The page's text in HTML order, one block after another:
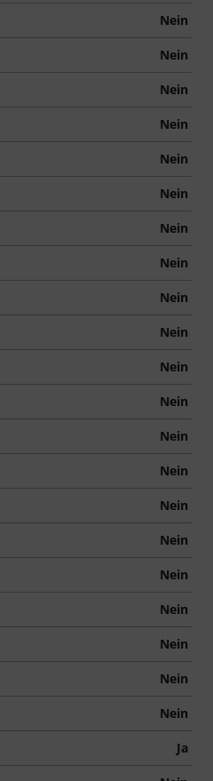
Nein
Nein
Nein
Nein
Nein
Nein
Nein
Nein
Nein
Nein
Nein
Nein
Nein
Nein
Nein
Nein
Nein
Nein
Nein
Nein
Nein
Ja